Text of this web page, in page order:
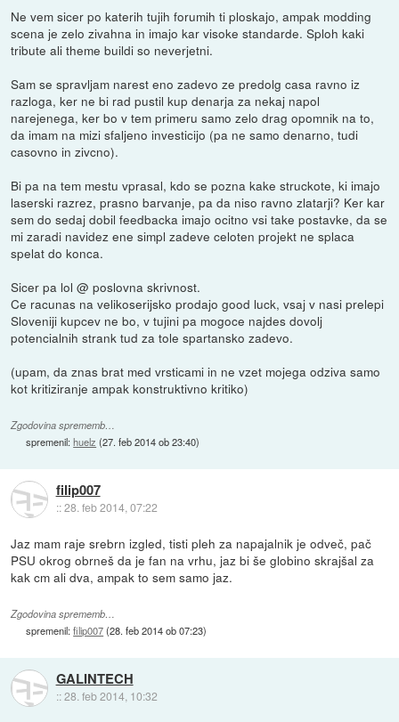
Ne vem sicer po katerih tujih forumih ti ploskajo, ampak modding
scena je zelo zivahna in imajo kar visoke standarde. Sploh kaki
tribute ali theme buildi so neverjetni.
Sam se spravljam narest eno zadevo ze predolg casa ravno iz
razloga, ker ne bi rad pustil kup denarja za nekaj napol
narejenega, ker bo v tem primeru samo zelo drag opomnik na to,
da imam na mizi sfaljeno investicijo (pa ne samo denarno, tudi
casovno in zivcno).
Bi pa na tem mestu vprasal, kdo se pozna kake struckote, ki imajo
laserski razrez, prasno barvanje, pa da niso ravno zlatarji? Ker kar
sem do sedaj dobil feedbacka imajo ocitno vsi take postavke, da se
mi zaradi navidez ene simpl zadeve celoten projekt ne splaca
spelat do konca.
Sicer pa lol @ poslovna skrivnost.
Ce racunas na velikoserijsko prodajo good luck, vsaj v nasi prelepi
Sloveniji kupcev ne bo, v tujini pa mogoce najdes dovolj
potencialnih strank tud za tole spartansko zadevo.
(upam, da znas brat med vrsticami in ne vzet mojega odziva samo
kot kritiziranje ampak konstruktivno kritiko)
Zgodovina sprememb…
spremenil:huelz (27. feb 2014 ob 23:40)
filip007
::28. feb 2014, 07:22
Jaz mam raje srebrn izgled, tisti pleh za napajalnik je odveč, pač
PSU okrog obrneš da je fan na vrhu, jaz bi še globino skrajšal za
kak cm ali dva, ampak to sem samo jaz.
Zgodovina sprememb…
spremenil:filip007(28. feb 2014 ob 07:23)
GALINTECH
::28. feb 2014, 10:32